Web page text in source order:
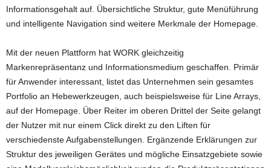
Informationsgehalt auf. Übersichtliche Struktur, gute Menüführung
und intelligente Navigation sind weitere Merkmale der Homepage.
Mit der neuen Plattform hat WORK gleichzeitig
Markenrepräsentanz und Informationsmedium geschaffen. Primär
für Anwender interessant, listet das Unternehmen sein gesamtes
Portfolio an Hebewerkzeugen, auch beispielsweise für Line Arrays,
auf der Homepage. Über Reiter im oberen Drittel der Seite gelangt
der Nutzer mit nur einem Click direkt zu den Liften für
verschiedenste Aufgabenstellungen. Ergänzende Erklärungen zur
Struktur des jeweiligen Gerätes und mögliche Einsatzgebiete sowie